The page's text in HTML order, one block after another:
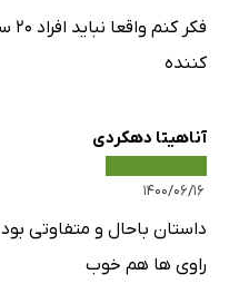
کننده
آناهیتا دهکردی
۱۴۰۰/۰۶/۱۶
داستان باحال و متفاوتی بود
راوی ‌ها هم خوب